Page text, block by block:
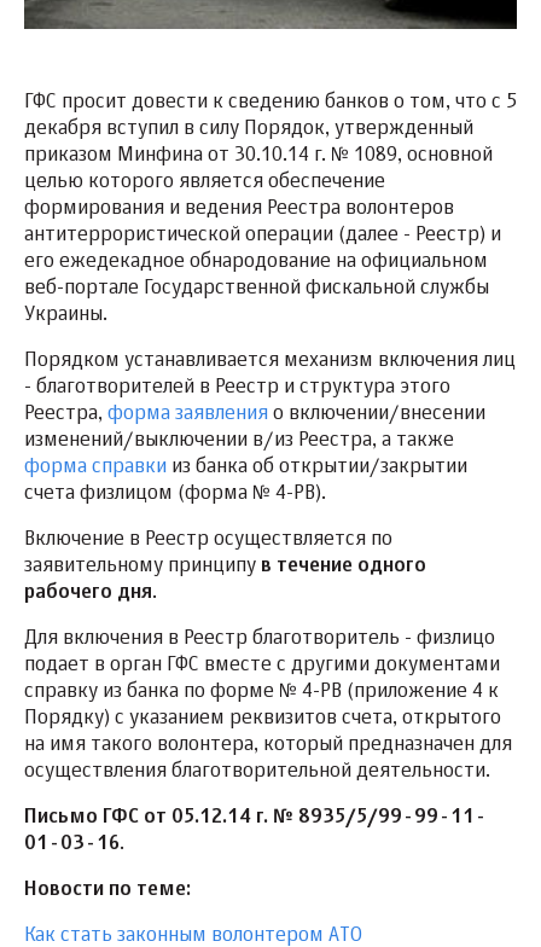
ГФС просит довести к сведению банков о том, что с 5
декабря вступил в силу Порядок, утвержденный
приказом Минфина от 30.10.14 г. № 1089, основной
целью которого является обеспечение
формирования и ведения Реестра волонтеров
антитеррористической операции (далее - Реестр) и
его ежедекадное обнародование на официальном
веб-портале Государственной фискальной службы
Украины.
Порядком устанавливается механизм включения лиц
- благотворителей в Реестр и структура этого
Реестра, форма заявления о включении/внесении
изменений/выключении в/из Реестра, а также
форма справки из банка об открытии/закрытии
счета физлицом (форма № 4-РВ).
Включение в Реестр осуществляется по
заявительному принципу в течение одного
рабочего дня.
Для включения в Реестр благотворитель - физлицо
подает в орган ГФС вместе с другими документами
справку из банка по форме № 4-РВ (приложение 4 к
Порядку) с указанием реквизитов счета, открытого
на имя такого волонтера, который предназначен для
осуществления благотворительной деятельности.
Письмо ГФС от 05.12.14 г. № 8935/5/99-99-11-
01-03-16.
Новости по теме:
Как стать законным волонтером АТО